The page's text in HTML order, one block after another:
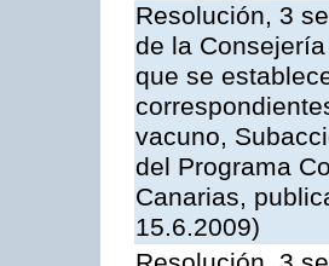
Resolución, 3
de la
que se
vacuno,
del Programa
Canarias,
15.6.2009)